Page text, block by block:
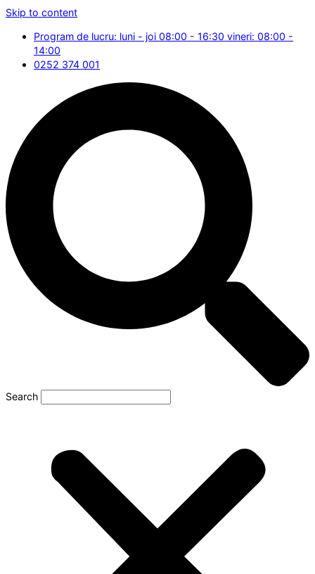
Skip to content
Program de lucru: luni - joi 08:00 - 16:30 vineri: 08:00 -
14:00
0252 374 001
Search